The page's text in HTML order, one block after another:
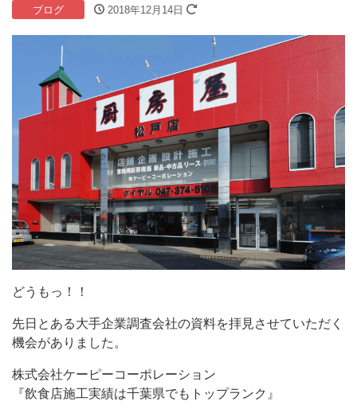
ブログ 2018年12月14日
どうもっ！！
先日とある大手企業調査会社の資料を拝見させていただく
機会がありました。
株式会社ケーピーコーポレーション
『飲食店施工実績は千葉県でもトップランク』